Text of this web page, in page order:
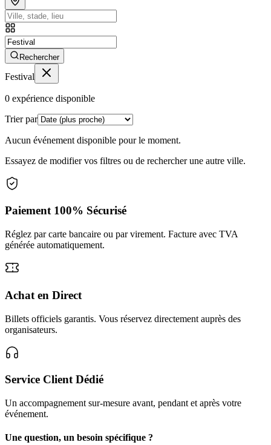
Rechercher
Festival
0 expérience disponible
Trier par
Aucun événement disponible pour le moment.
Essayez de modifier vos filtres ou de rechercher une autre ville.
Paiement 100% Sécurisé
Réglez par carte bancaire ou par virement. Facture avec TVA
générée automatiquement.
Achat en Direct
Billets officiels garantis. Vous réservez directement auprès des
organisateurs.
Service Client Dédié
Un accompagnement sur-mesure avant, pendant et après votre
événement.
Une question, un besoin spécifique ?